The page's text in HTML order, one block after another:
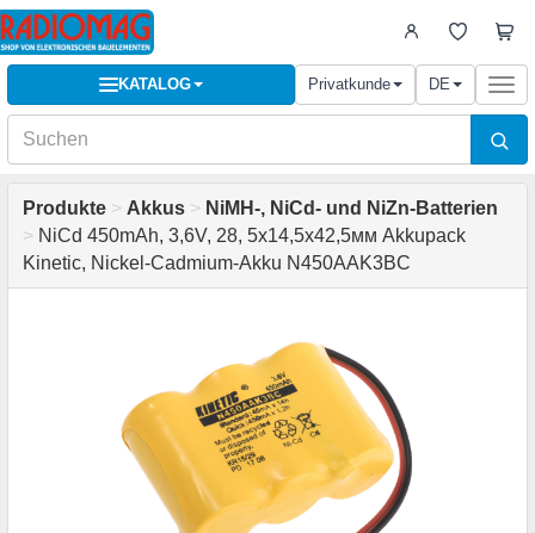
KATALOG Privatkunde DE
Produkte > Akkus > NiMH-, NiCd- und NiZn-Batterien
> NiCd 450mAh, 3,6V, 28, 5x14,5x42,5мм Akkupack
Kinetic, Nickel-Cadmium-Akku N450AAK3BC